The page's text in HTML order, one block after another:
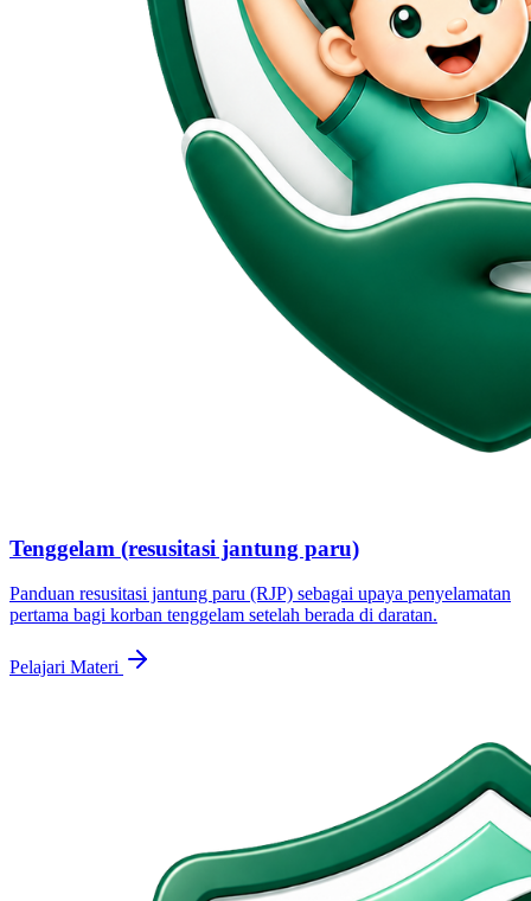
Tenggelam (resusitasi jantung paru)
Panduan resusitasi jantung paru (RJP) sebagai upaya penyelamatan
pertama bagi korban tenggelam setelah berada di daratan.
Pelajari Materi